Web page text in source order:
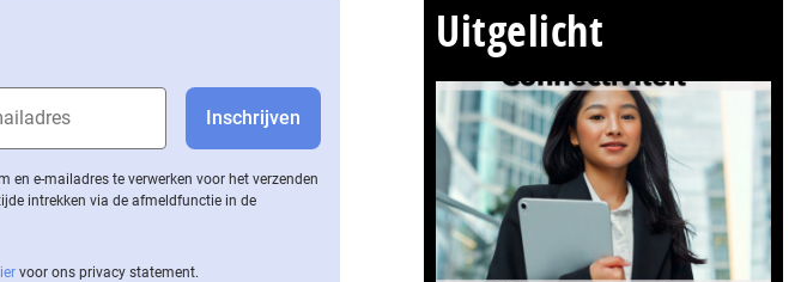
en e-mailadres te verwerken voor het verzenden
intrekken via de af­meld­func­tie in de
voor ons privacy statement.
Uitgelicht